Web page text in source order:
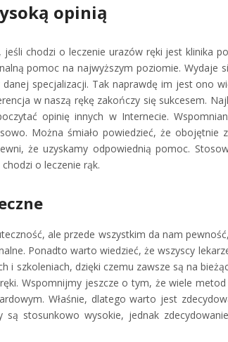
opinią
chodzi o leczenie urazów ręki jest klinika
pomoc na najwyższym poziomie. Wydaje
specjalizacji. Tak naprawdę im jest ono
w naszą rękę zakończy się sukcesem.
opinię innych w Internecie.
Można śmiało powiedzieć, że
że uzyskamy odpowiednią pomoc.
o leczenie rąk.
ale przede wszystkim da nam
Ponadto warto wiedzieć, że wszyscy
i szkoleniach, dzięki czemu zawsze są na
Wspomnijmy jeszcze o tym, że wiele
Właśnie, dlatego warto jest
są stosunkowo wysokie, jednak